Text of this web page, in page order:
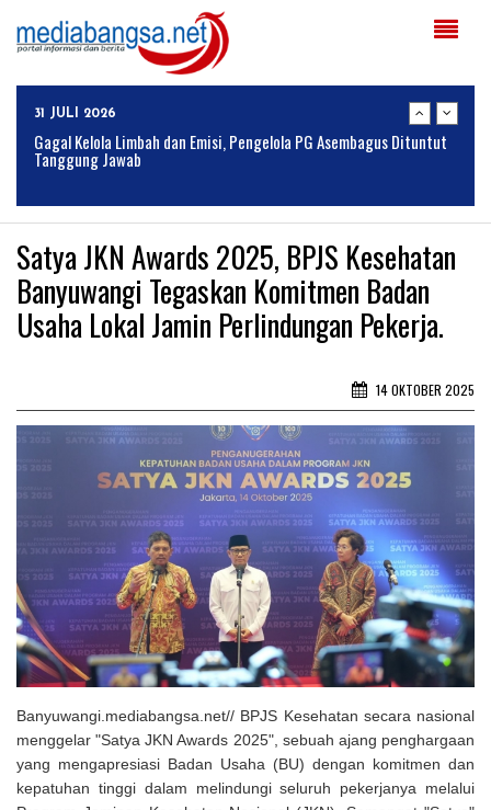
04 AGUSTUS 2026
Solusi Tingkatkan Keaktifan Peserta JKN, Banyuwangi Jadi Lokasi
Uji Coba Program NADI JKN
31 JULI 2026
Gagal Kelola Limbah dan Emisi, Pengelola PG Asembagus Dituntut
Tanggung Jawab
Lahan SAE Paswangi Kembali Memasuki Masa Panen Padi, Proyeksi
Hasil Capai 2,4 Ton Gabah
24 JULI 2026
Armed Jember, Ormas MADAS, dan Media Online Jejak-Indonesia.id
Perkuat Sinergitas Lewat Ngopi Bareng di Patrang
BULOG Perkuat Sinergi Bersama Komisi IV DPR RI untuk
Mendukung Ketahanan Pangan Nasional
04 AGUSTUS 2026
Solusi Tingkatkan Keaktifan Peserta JKN, Banyuwangi Jadi Lokasi
Uji Coba Program NADI JKN
Satya JKN Awards 2025, BPJS Kesehatan
Banyuwangi Tegaskan Komitmen Badan
Usaha Lokal Jamin Perlindungan Pekerja.
14 OKTOBER 2025
Banyuwangi.mediabangsa.net// BPJS Kesehatan secara nasional
menggelar "Satya JKN Awards 2025", sebuah ajang penghargaan
yang mengapresiasi Badan Usaha (BU) dengan komitmen dan
kepatuhan tinggi dalam melindungi seluruh pekerjanya melalui